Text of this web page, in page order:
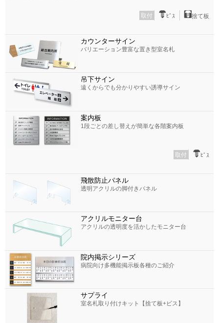
取付 ﾋﾞｽ 捨て板
カウンターサイン
バリエーション豊富な置き型室名札
吊下サイン
遠くからでも分かりやすい誘導サイン
案内板
1段ごとの差し替えが簡単な各階案内板
取付 ﾋﾞｽ
飛散防止パネル
透明アクリルの脚付きパネル
アクリルモニター台
アクリルの透明度を活かしたモニター台
院内掲示シリーズ
病院向け多機能掲示板各種のご紹介
サプライ
室名札取り付けキット【捨て板+ビス】